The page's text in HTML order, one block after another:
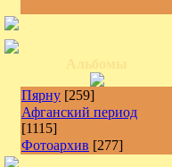
Пярну [259]
Афганский период
[1115]
Фотоархив [277]